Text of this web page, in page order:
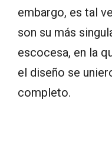
embargo, es tal
son su más
escocesa, en la
el diseño se
completo.